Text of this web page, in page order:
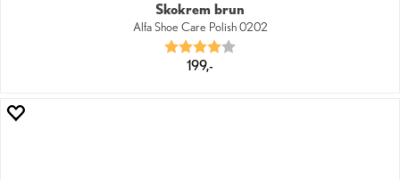
Skokrem brun
Alfa Shoe Care Polish 0202
Karakter:
199,-